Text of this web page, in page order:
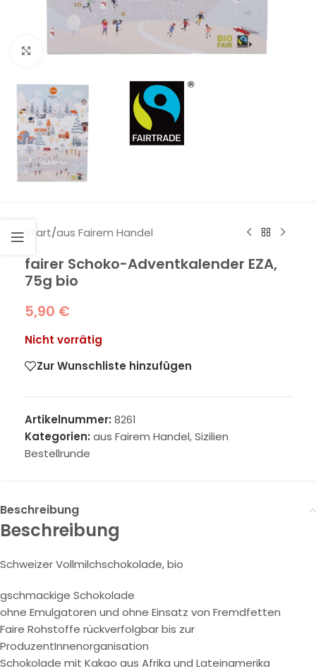
Klick zum Vergrößern
Start/aus Fairem Handel
fairer Schoko-Adventkalender EZA,
75g bio
5,90 €
Nicht vorrätig
Zur Wunschliste hinzufügen
Artikelnummer: 8261
Kategorien: aus Fairem Handel,Sizilien
Bestellrunde
Beschreibung
Beschreibung
Schweizer Vollmilchschokolade, bio
gschmackige Schokolade
ohne Emulgatoren und ohne Einsatz von Fremdfetten
Faire Rohstoffe rückverfolgbar bis zur
ProduzentInnenorganisation
Schokolade mit Kakao aus Afrika und Lateinamerika